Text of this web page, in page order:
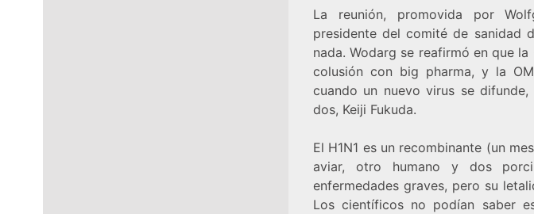
La reunión, promovida por
presidente del comité de sanidad
nada. Wodarg se reafirmó en que
colusión con big pharma, y la
cuando un nuevo virus se
dos, Keiji Fukuda.
El H1N1 es un recombinante (un
aviar, otro humano y dos
enfermedades graves, pero su
Los científicos no podían saber